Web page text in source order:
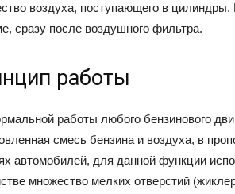
воздуха, поступающего в
сразу после воздушного фильтра.
работы
работы любого бензинового
смесь бензина и воздуха, в
автомобилей, для данной функции
множество мелких отверстий